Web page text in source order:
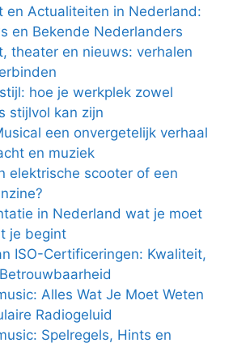
en Actualiteiten in Nederland:
en Bekende Nederlanders
theater en nieuws: verhalen
hoe je werkplek zowel
stijlvol kan zijn
een onvergetelijk verhaal
en muziek
elektrische scooter of een
in Nederland wat je moet
je begint
ISO-Certificeringen: Kwaliteit,
Alles Wat Je Moet Weten
Radiogeluid
Spelregels, Hints en